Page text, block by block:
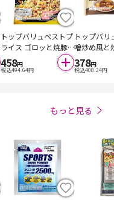
トップバリュベストプ
ライス ゴロッと焼豚
のガリ旨炒飯 580g
458円
税込494.64円
トップバリ
噌炒め風と
はん 1人前
378円
税込408.24円
もっと見る